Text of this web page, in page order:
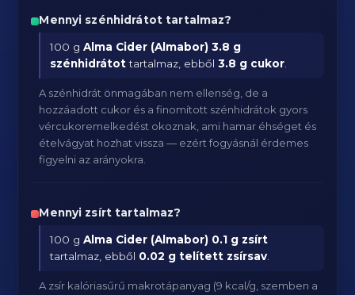
Mennyi szénhidrátot tartalmaz?
100 gAlma Cider (Almabor) 3.8 g
szénhidrátottartalmaz, ebből3.8 g cukor
A szénhidrát önmagában nem ellenség, de a
hozzáadott cukor és a finomított szénhidrátok gyors
vércukoremelkedést okoznak, ami hamar éhséget és
ételvágyat hozhat vissza — ezért fogyásnál érdemes
figyelni az arányokra.
Mennyi zsírt tartalmaz?
100 gAlma Cider (Almabor) 0.1 g zsírt
tartalmaz, ebből 0.02 g telített zsírsav
A zsír kalóriasűrű makrotápanyag (9 kcal/g, szemben a